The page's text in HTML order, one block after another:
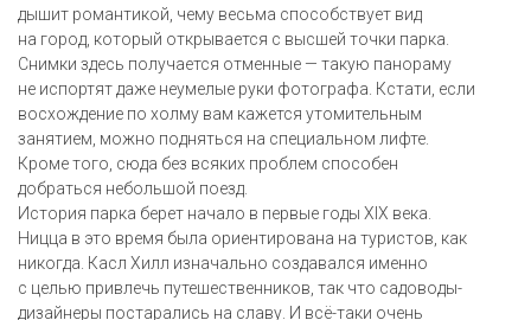
дышит романтикой, чему весьма способствует вид
на город, который открывается с высшей точки парка.
Снимки здесь получается отменные — такую панораму
не испортят даже неумелые руки фотографа. Кстати, если
восхождение по холму вам кажется утомительным
занятием, можно подняться на специальном лифте.
Кроме того, сюда без всяких проблем способен
добраться небольшой поезд.
История парка берет начало в первые годы XIX века.
Ницца в это время была ориентирована на туристов, как
никогда. Касл Хилл изначально создавался именно
с целью привлечь путешественников, так что садоводы-
дизайнеры постарались на славу. И всё-таки очень